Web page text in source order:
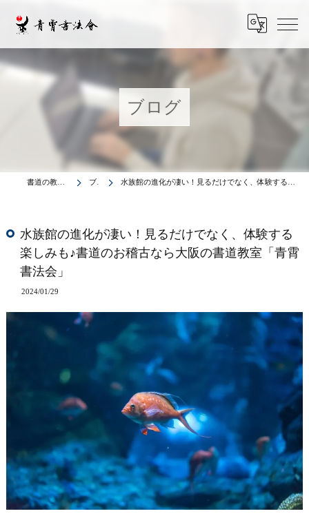
ブログ
書道の教室は青霄書法会 ブログ 水族館の進化が凄い！見るだけでなく、体験する楽しみも♪書道のお稽古なら大阪の書道教室「青霄書法会」
水族館の進化が凄い！見るだけでなく、体験する
楽しみも♪書道のお稽古なら大阪の書道教室「青霄
書法会」
2024/01/29